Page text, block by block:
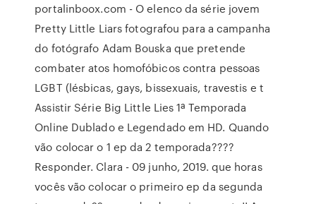
portalinboox.com - O elenco da série jovem
Pretty Little Liars fotografou para a campanha
do fotógrafo Adam Bouska que pretende
combater atos homofóbicos contra pessoas
LGBT (lésbicas, gays, bissexuais, travestis e t
Assistir Série Big Little Lies 1ª Temporada
Online Dublado e Legendado em HD. Quando
vão colocar o 1 ep da 2 temporada????
Responder. Clara - 09 junho, 2019. que horas
vocês vão colocar o primeiro ep da segunda